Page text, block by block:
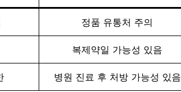
정품 유통처 주의
복제약일 가능성 있음
병원 진료 후 처방 가능성 있음